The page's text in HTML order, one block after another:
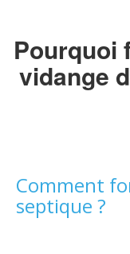
Pourquoi
vidange
Comment
septique ?